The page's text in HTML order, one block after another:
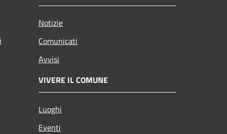
Notizie
Comunicati
Avvisi
VIVERE IL COMUNE
Luoghi
Eventi